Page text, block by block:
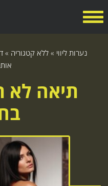
נערות ליווי »ללא קטגוריה »
תיאה לא